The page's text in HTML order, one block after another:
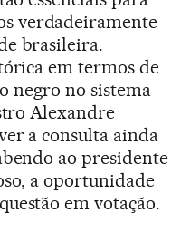
verdadeiramente
brasileira.
em termos de
negro no sistema
Alexandre
a consulta ainda
ao presidente
a oportunidade
em votação.